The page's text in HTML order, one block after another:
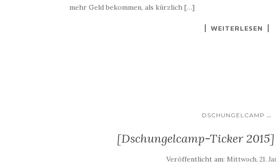
mehr Geld bekommen, als kürzlich […]
WEITERLESEN
DSCHUNGELCAMP ...
[Dschungelcamp-Ticker 2015]
Veröffentlicht am: Mittwoch, 21.